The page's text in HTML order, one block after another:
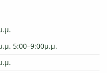
5:00–9:00μ.μ.